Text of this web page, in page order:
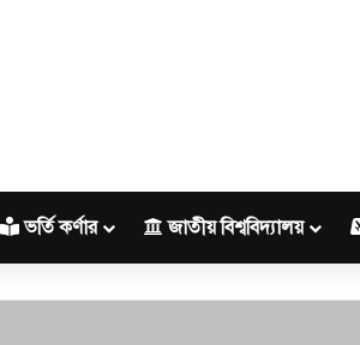
ভর্তি কর্ণার জাতীয় বিশ্ববিদ্যালয়